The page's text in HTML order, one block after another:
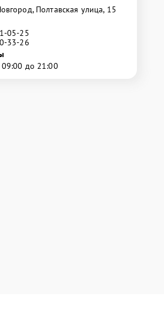
Полтавская улица, 15
05-25
33-26
09:00 до 21:00